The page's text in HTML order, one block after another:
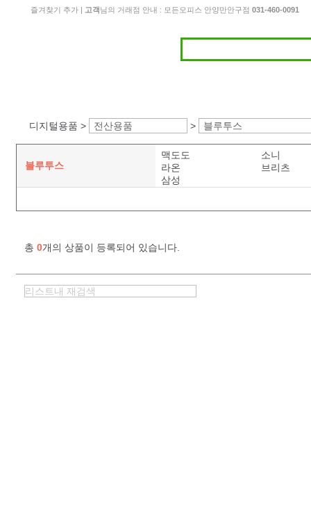
즐겨찾기 추가| 고객님의 거래점 안내 : 모든오피스 안양만안구점 031-460-0091
디지털용품 > 전산용품 > 블루투스
블루투스
맥도도
소니
라온
브리츠
삼성
총 0개의 상품이 등록되어 있습니다.